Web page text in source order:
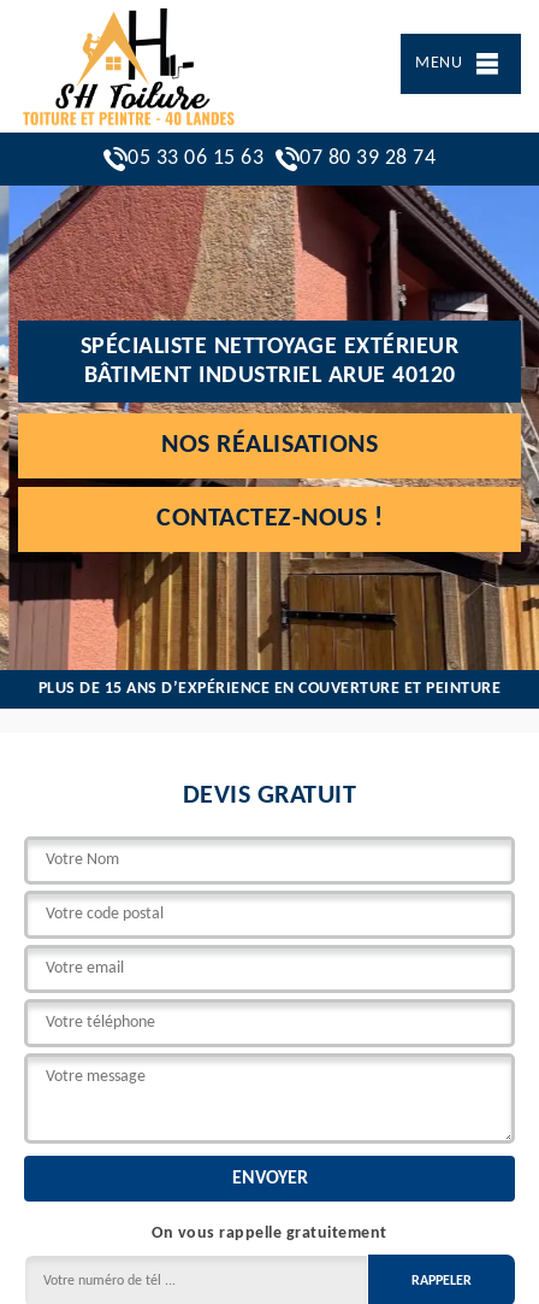
MENU
05 33 06 15 63 07 80 39 28 74
SPÉCIALISTE NETTOYAGE EXTÉRIEUR
BÂTIMENT INDUSTRIEL ARUE 40120
NOS RÉALISATIONS
CONTACTEZ-NOUS !
PLUS DE 15 ANS D’EXPÉRIENCE EN COUVERTURE ET PEINTURE
DEVIS GRATUIT
On vous rappelle gratuitement